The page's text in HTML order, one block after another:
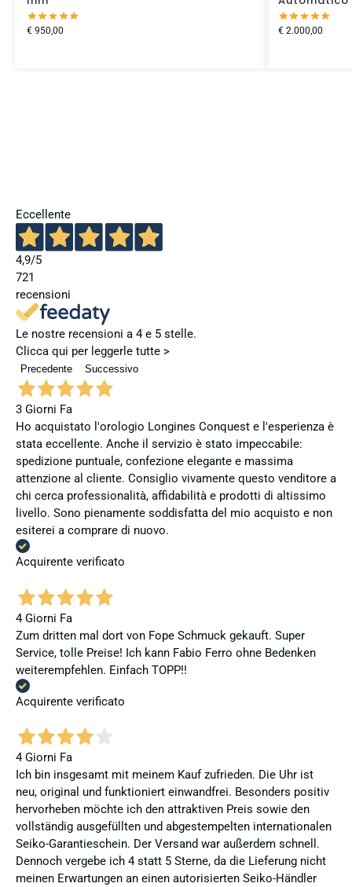
€950,00 €2.000,00
Eccellente
4,9/5
721
recensioni
Le nostre recensioni a 4 e 5 stelle.
Clicca qui per leggerle tutte >
Precedente Successivo
3 Giorni Fa
Ho acquistato l'orologio Longines Conquest e l'esperienza è
stata eccellente. Anche il servizio è stato impeccabile:
spedizione puntuale, confezione elegante e massima
attenzione al cliente. Consiglio vivamente questo venditore a
chi cerca professionalità, affidabilità e prodotti di altissimo
livello. Sono pienamente soddisfatta del mio acquisto e non
esiterei a comprare di nuovo.
Acquirente verificato
4 Giorni Fa
Zum dritten mal dort von Fope Schmuck gekauft. Super
Service, tolle Preise! Ich kann Fabio Ferro ohne Bedenken
weiterempfehlen. Einfach TOPP!!
Acquirente verificato
4 Giorni Fa
Ich bin insgesamt mit meinem Kauf zufrieden. Die Uhr ist
neu, original und funktioniert einwandfrei. Besonders positiv
hervorheben möchte ich den attraktiven Preis sowie den
vollständig ausgefüllten und abgestempelten internationalen
Seiko-Garantieschein. Der Versand war außerdem schnell.
Dennoch vergebe ich 4 statt 5 Sterne, da die Lieferung nicht
meinen Erwartungen an einen autorisierten Seiko-Händler